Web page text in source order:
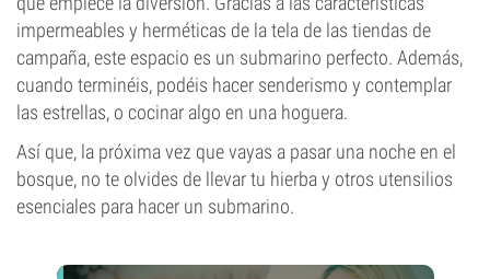
impermeables y herméticas de la tela de las tiendas de
campaña, este espacio es un submarino perfecto. Además,
cuando terminéis, podéis hacer senderismo y contemplar
las estrellas, o cocinar algo en una hoguera.
Así que, la próxima vez que vayas a pasar una noche en el
bosque, no te olvides de llevar tu hierba y otros utensilios
esenciales para hacer un submarino.